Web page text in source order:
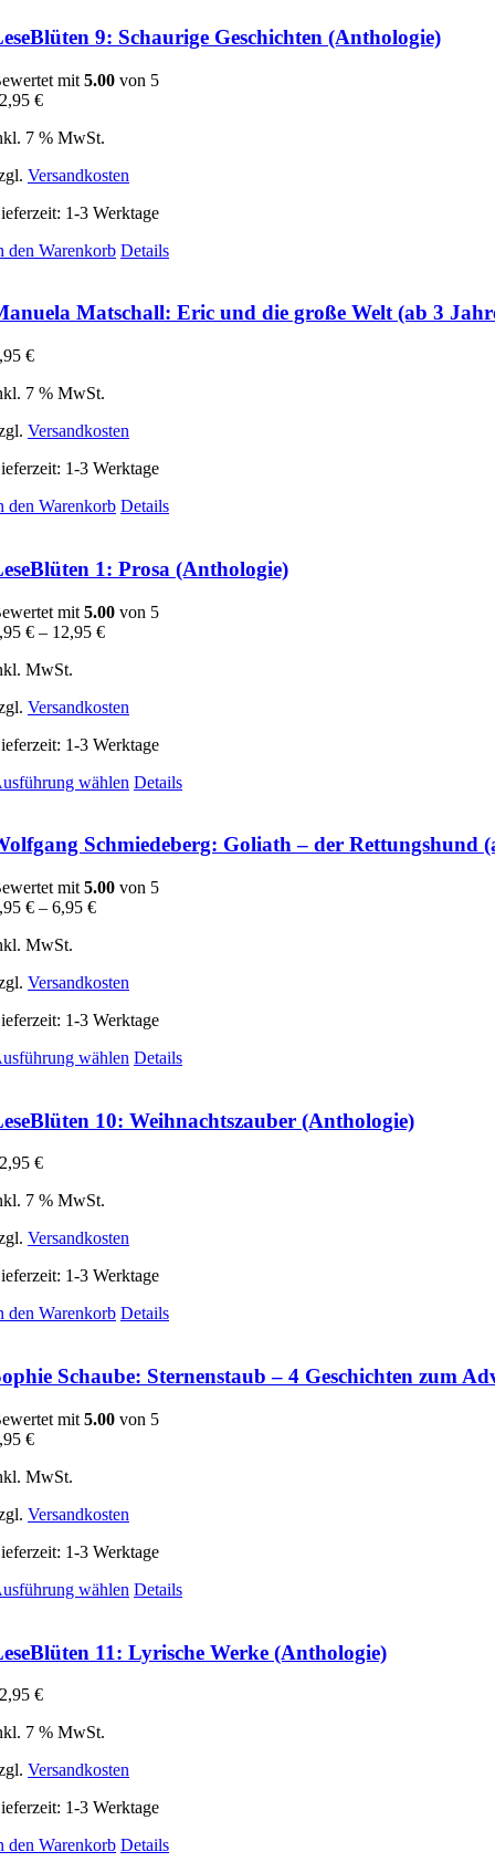
9: Schaurige Geschichten (Anthologie)
mit 5.00 von 5
€
7 % MwSt.
Versandkosten
1-3 Werktage
den Warenkorb Details
Matschall: Eric und die große Welt (ab 3
€
7 % MwSt.
Versandkosten
1-3 Werktage
den Warenkorb Details
1: Prosa (Anthologie)
mit 5.00 von 5
€ – 12,95 €
MwSt.
Versandkosten
1-3 Werktage
wählen Dieses
mehrere
auf.
gewählt
Details
Schmiedeberg: Goliath – der Rettungshund
mit 5.00 von 5
€ – 6,95 €
MwSt.
Versandkosten
1-3 Werktage
wählen Dieses
mehrere
Varianten
Produktseite
werden
Details
10: Weihnachtszauber (Anthologie)
€
7 % MwSt.
Versandkosten
1-3 Werktage
den Warenkorb Details
Schaube: Sternenstaub – 4 Geschichten zum
mit 5.00 von 5
€
MwSt.
Versandkosten
1-3 Werktage
wählen Dieses
mehrere
Varianten
Produktseite
werden
Details
11: Lyrische Werke (Anthologie)
€
7 % MwSt.
Versandkosten
1-3 Werktage
den Warenkorb Details